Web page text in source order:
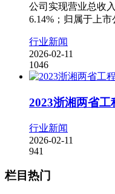
公司实现营业总收
6.14%；归属于上
行业新闻
2026-02-11
1046
2023浙湘两省
行业新闻
2026-02-11
941
栏目热门